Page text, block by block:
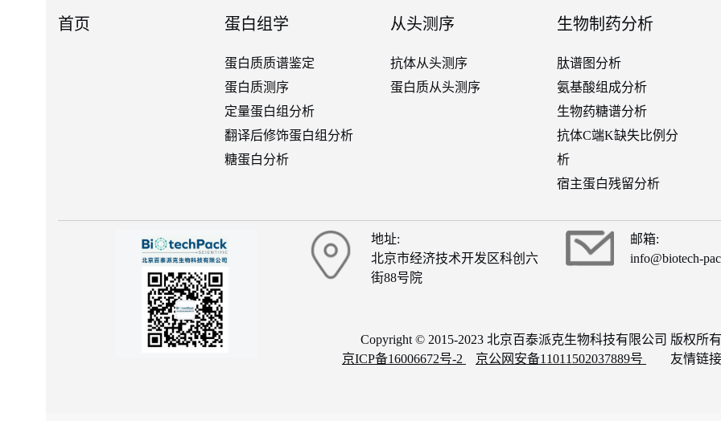
首页 蛋白组学
蛋白质质谱鉴定
蛋白质测序
定量蛋白组分析
翻译后修饰蛋白组分析
糖蛋白分析
从头测序
抗体从头测序
蛋白质从头测序
生物制药分析
肽谱图分析
氨基酸组成分析
生物药糖谱分析
抗体C端K缺失比例分
析
宿主蛋白残留分析
地址:
北京市经济技术开发区科创六
街88号院
邮箱:
info@biotech-
Copyright © 2015-2023 北京百泰派克生物科技有限公司 版权所有
京ICP备16006672号-2
京公网安备11011502037889号 友情链